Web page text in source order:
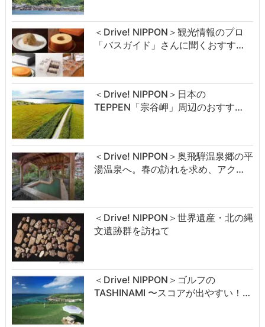
＜Drive! NIPPON＞観光情報のプロ
「バスガイド」さんに聞くおすす…
＜Drive! NIPPON＞日本の
TEPPEN「宗谷岬」周辺のおすす…
＜Drive! NIPPON＞奥飛騨温泉郷の平
湯温泉へ。春の訪れを求め、アク…
＜Drive! NIPPON＞世界遺産・北の縄
文遺跡群を訪ねて
＜Drive! NIPPON＞ゴルフの
TASHINAMI 〜スコアが出やすい！…